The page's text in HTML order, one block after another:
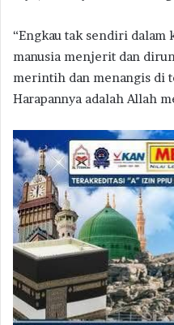
“Engkau tak sendiri dalam
manusia menjerit dan
merintih dan menangis di
Harapannya adalah Allah